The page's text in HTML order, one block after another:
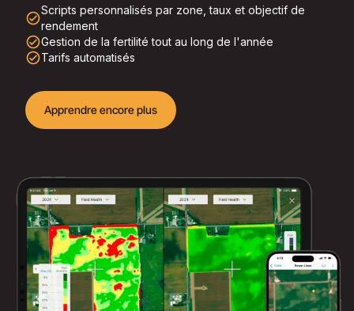
check_circle_outline
Scripts personnalisés par zone, taux et objectif de
rendement
check_circle_outlineGestion de la fertilité tout au long de l'année
check_circle_outlineTarifs automatisés
Apprendre encore plus